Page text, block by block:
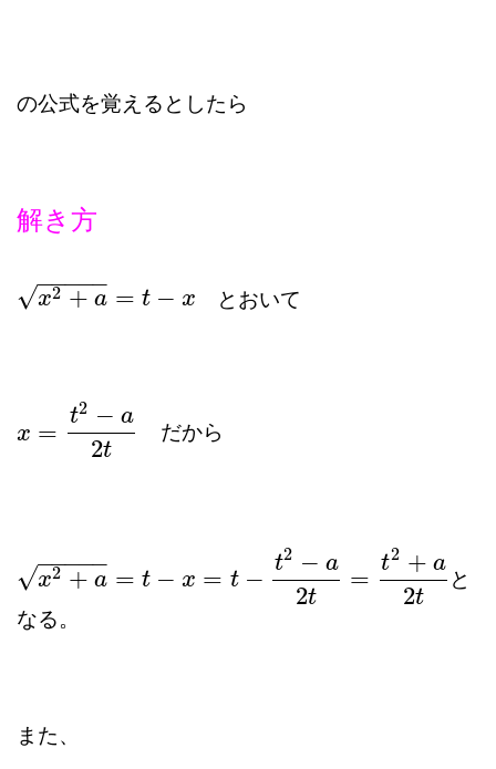
の公式を覚えるとしたら
解き方
x2 + a
− −
−−−
√ = t − x
x2+a =t− x とおいて
x =
t2 − a
2t
x=t2 −a2t だから
x2 + a
− −
−−−
√ = t − x = t −
t2 − a
2t
=
t2 + a
2t
x2+a =t− x=t− 2 −a 2t =t2 +a2t
と
なる。
また、